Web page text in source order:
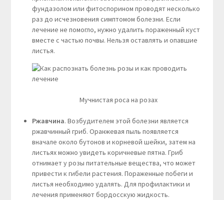
фундазолом или фитоспорином проводят несколько
раз до исчезновения симптомом болезни. Если
лечение не помогло, нужно удалить пораженный куст
вместе с частью почвы. Нельзя оставлять и опавшие
листья.
Мучнистая роса на розах
Ржавчина. Возбудителем этой болезни является
ржавчинный гриб. Оранжевая пыль появляется
вначале около бутонов и корневой шейки, затем на
листьях можно увидеть коричневые пятна. Гриб
отнимает у розы питательные вещества, что может
привести к гибели растения. Пораженные побеги и
листья необходимо удалять. Для профилактики и
лечения применяют бордосскую жидкость.